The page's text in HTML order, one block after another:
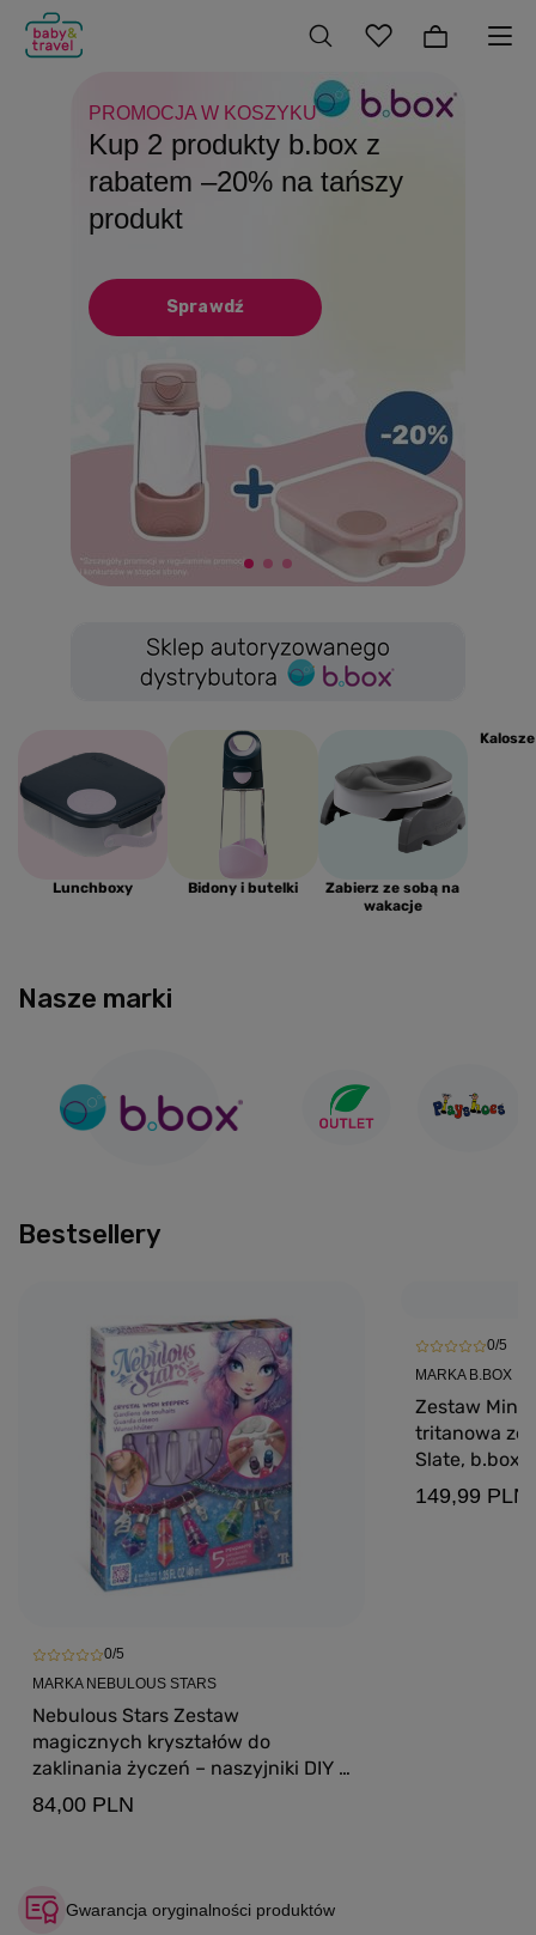
PROMOCJA W KOSZYKU
Kup 2 produkty b.box z
rabatem –20% na tańszy
produkt
Sprawdź
DO 31.08
Produkty Playshoes z
rabatem –15%
SZKOLNY NIEZBĘDNIK!
Patent na beztroskie
wakacje Butelki, bidony i
lunchboxy
Sprawdź
Lunchboxy Bidony i butelki
Zabierz ze sobą na
wakacje
Nasze marki
Bestsellery
0/5
MARKA NEBULOUS STARS
Nebulous Stars Zestaw
magicznych kryształów do
zaklinania życzeń – naszyjniki DIY z
kryształów 7+ Nebulia
84,00 PLN
0/5
MARKA B.BOX
Zestaw Mini
tritanowa ze
Slate, b.box
149,99 PLN
Gwarancja oryginalności produktów